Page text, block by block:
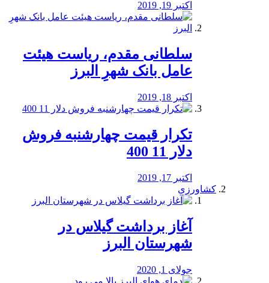
اکتبر 19, 2019
سلطانی مقدم، ریاست هیئت
عامل بانک شهرِ البرز
اکتبر 18, 2019
تکرار قیمت چهارشنبه فروش
دلار 11 400
اکتبر 17, 2019
کشاورزی
آغاز برداشت گیلاس در
شهرستان البرز
جولای 1, 2020